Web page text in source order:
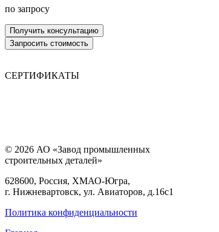
по запросу
СЕРТИФИКАТЫ
© 2026 АО «Завод промышленных
строительных деталей»
628600, Россия, ХМАО-Югра,
г. Нижневартовск, ул. Авиаторов, д.16с1
Политика конфиденциальности